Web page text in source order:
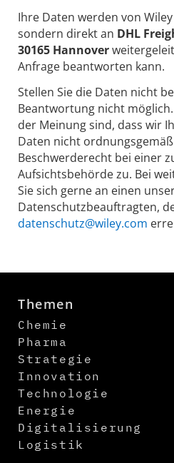
Ihre Daten werden von
sondern direkt an DHL
30165 Hannover
Anfrage beantworten kann.
Stellen Sie die Daten nicht
Beantwortung nicht
der Meinung sind, dass wir
Daten nicht
Beschwerderecht bei einer
Aufsichtsbehörde zu. Bei
Sie sich gerne an einen
Datenschutzbeauftragten,
datenschutz@wiley.com
Themen
Chemie
Pharma
Strategie
Innovation
Technologie
Energie
Digitalisierung
Logistik